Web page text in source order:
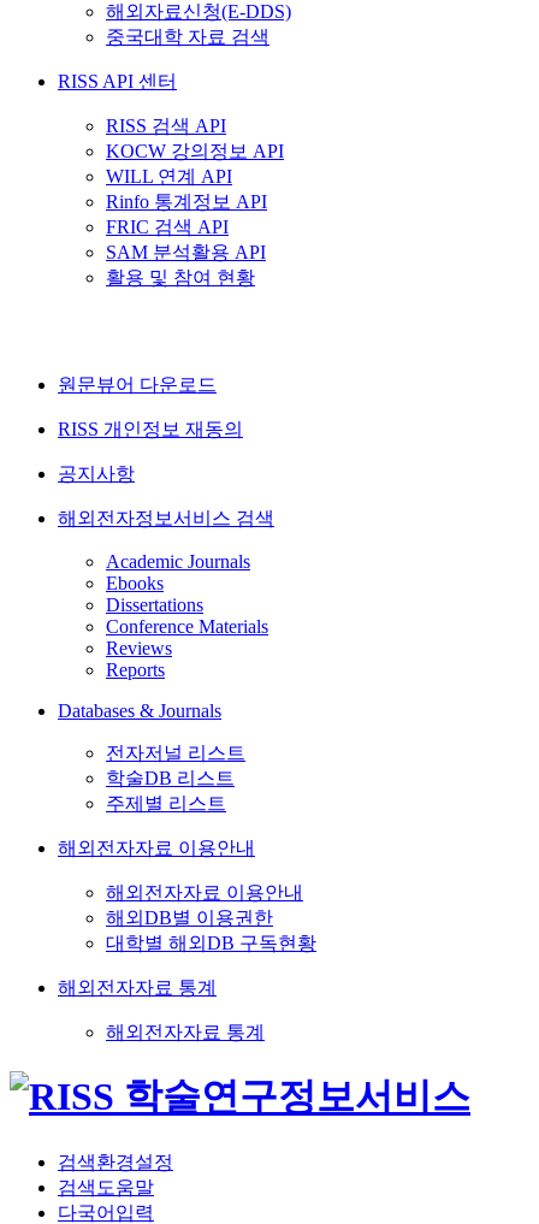
해외자료신청(E-DDS)
중국대학 자료 검색
RISS API 센터
RISS 검색 API
KOCW 강의정보 API
WILL 연계 API
Rinfo 통계정보 API
FRIC 검색 API
SAM 분석활용 API
활용 및 참여 현황
원문뷰어 다운로드
RISS 개인정보 재동의
공지사항
해외전자정보서비스 검색
Academic Journals
Ebooks
Dissertations
Conference Materials
Reviews
Reports
Databases & Journals
전자저널 리스트
학술DB 리스트
주제별 리스트
해외전자자료 이용안내
해외전자자료 이용안내
해외DB별 이용권한
대학별 해외DB 구독현황
해외전자자료 통계
해외전자자료 통계
검색환경설정
검색도움말
다국어입력